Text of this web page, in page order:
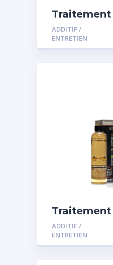
spécial
ADDITIF /
ENTRETIEN
spécial
ADDITIF /
ENTRETIEN